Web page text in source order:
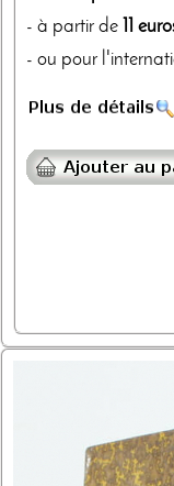
- à partir de
11
- ou pour